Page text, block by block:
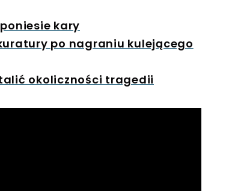
kary
po nagraniu kulejącego
okoliczności tragedii